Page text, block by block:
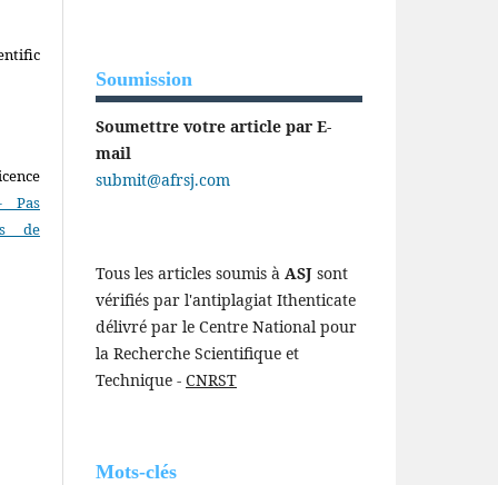
Pas
de
Soumission
Soumettre votre article par E-
mail
submit@afrsj.com
Tous les articles soumis à ASJ sont
vérifiés par l'antiplagiat Ithenticate
délivré par le Centre National pour
la Recherche Scientifique et
Technique - CNRST
Mots-clés